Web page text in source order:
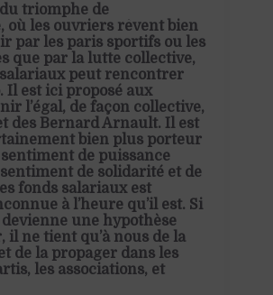
triomphe de
où les ouvriers rêvent bien
par les paris sportifs ou les
que par la lutte collective,
salariaux peut rencontrer
Il est ici proposé aux
l’égal, de façon collective,
des Bernard Arnault. Il est
bien plus porteur
de puissance
de solidarité et de
fonds salariaux est
à l’heure qu’il est. Si
devienne une hypothèse
ne tient qu’à nous de la
de la propager dans les
les associations, et